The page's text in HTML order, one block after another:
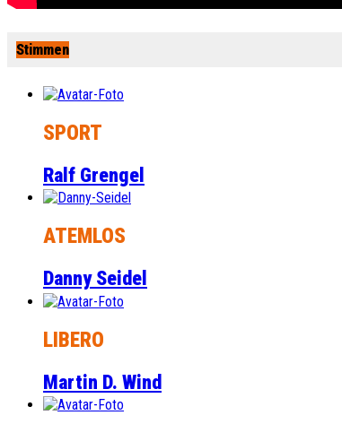
Stimmen
SPORT
Ralf Grengel
ATEMLOS
Danny Seidel
LIBERO
Martin D. Wind